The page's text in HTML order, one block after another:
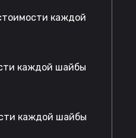
каждой
каждой шайбы
каждой шайбы